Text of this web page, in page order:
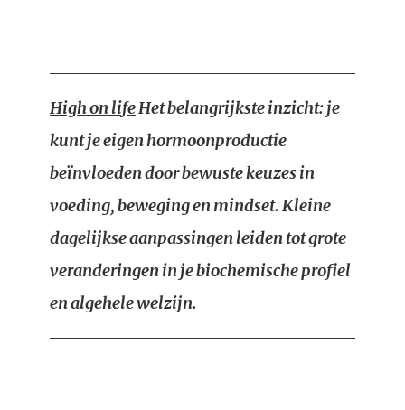
High on lifeHet belangrijkste inzicht: je
kunt je eigen hormoonproductie
beïnvloeden door bewuste keuzes in
voeding, beweging en mindset. Kleine
dagelijkse aanpassingen leiden tot grote
veranderingen in je biochemische profiel
en algehele welzijn.